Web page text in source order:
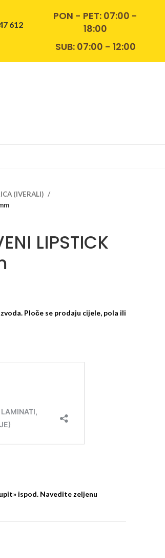
612
PON - PET: 07:00 -
18:00
SUB: 07:00 - 12:00
(IVERALI)
LIPSTICK
Ploče se prodaju cijele, pola ili
ispod. Navedite zeljenu